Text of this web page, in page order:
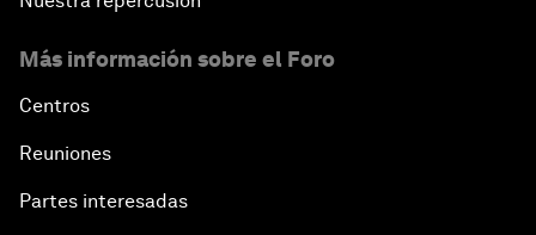
Más información sobre el Foro
Centros
Reuniones
Partes interesadas